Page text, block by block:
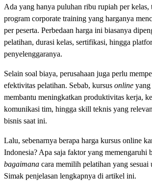
Ada yang hanya puluhan ribu rupiah per kelas,
program corporate training yang harganya
per peserta. Perbedaan harga ini biasanya
pelatihan, durasi kelas, sertifikasi, hingga
penyelenggaranya.
Selain soal biaya, perusahaan juga perlu
efektivitas pelatihan. Sebab, kursus online yang
membantu meningkatkan produktivitas kerja,
komunikasi tim, hingga skill teknis yang
bisnis saat ini.
Lalu, sebenarnya berapa harga kursus online
Indonesia? Apa saja faktor yang memengaruhi
bagaimana cara memilih pelatihan yang sesuai
Simak penjelasan lengkapnya di artikel ini.